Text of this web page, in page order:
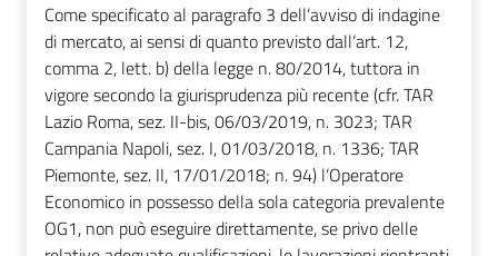
Come specificato al paragrafo 3 dell’avviso di indagine
di mercato, ai sensi di quanto previsto dall’art. 12,
comma 2, lett. b) della legge n. 80/2014, tuttora in
vigore secondo la giurisprudenza più recente (cfr. TAR
Lazio Roma, sez. II-bis, 06/03/2019, n. 3023; TAR
Campania Napoli, sez. I, 01/03/2018, n. 1336; TAR
Piemonte, sez. II, 17/01/2018; n. 94) l’Operatore
Economico in possesso della sola categoria prevalente
OG1, non può eseguire direttamente, se privo delle